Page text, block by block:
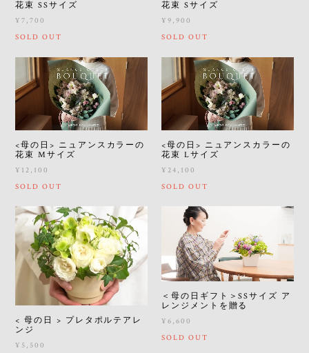
花束 SSサイズ
¥7,700
SOLD OUT
花束 Sサイズ
¥9,900
SOLD OUT
<母の日> ニュアンスカラーの
花束 Mサイズ
¥12,100
SOLD OUT
<母の日> ニュアンスカラーの
花束 Lサイズ
¥24,100
SOLD OUT
< 母の日 > プレタポルテアレ
ンジ
¥5,500
＜母の日ギフト＞SSサイズ ア
レンジメントを贈る
¥6,600
SOLD OUT